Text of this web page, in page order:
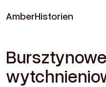
AmberHistorien